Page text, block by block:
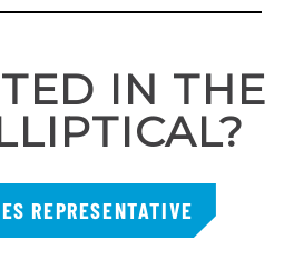
IN THE
REPRESENTATIVE